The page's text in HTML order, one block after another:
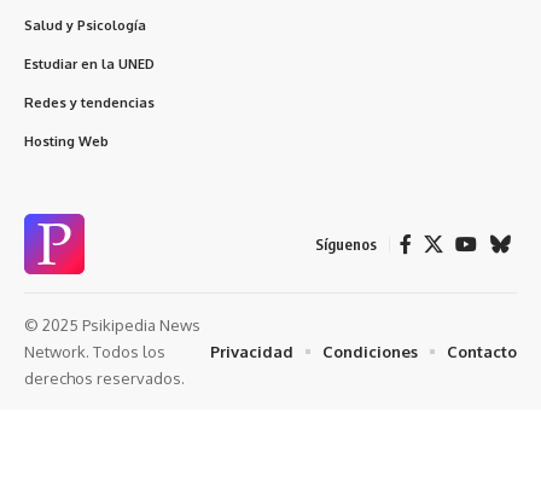
Salud y Psicología
Estudiar en la UNED
Redes y tendencias
Hosting Web
Síguenos
© 2025 Psikipedia News
Network. Todos los
derechos reservados.
Privacidad Condiciones Contacto